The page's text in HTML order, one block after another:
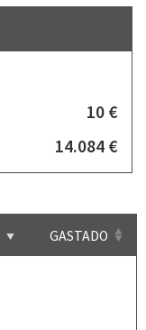
10 €
14.084 €
GASTADO